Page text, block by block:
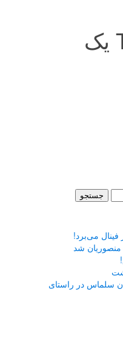
Tag Archives for یک
فینال می‌برد!
شد
سلماس در راستای